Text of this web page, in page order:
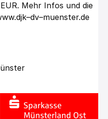
EUR. Mehr Infos und die
–dv–muenster.de